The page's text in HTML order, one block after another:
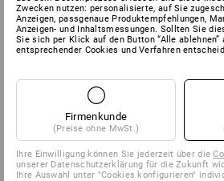
SERVICE
UNTERNEHMEN
INFORMATIONEN
ZAHLARTEN
Zwecken nutzen: personalisierte, auf Sie
Anzeigen, passgenaue Produktempfehlungen,
Anzeigen- und Inhaltsmessungen. Sollten Sie
Sie sich per Klick auf den Button “Alle ablehnen”
entsprechender Cookies und Verfahren
Firmenkunde
(Preise ohne MwSt.)
Ihre Einwilligung können Sie jederzeit über die
unserer Datenschutzerklärung für die Zukunft
Ihre Auswahl unter "Cookies konfigurieren"